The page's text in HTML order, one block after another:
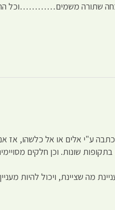
שתורה משמים…………וכל
ע"י אלים או אל כלשהו, אז
שונות. וכן חלקים
מה שציינת, ויכול להיות